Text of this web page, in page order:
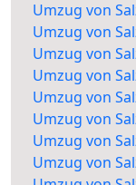
Umzug von
Umzug von
Umzug von
Umzug von
Umzug von
Umzug von
Umzug von
Umzug von